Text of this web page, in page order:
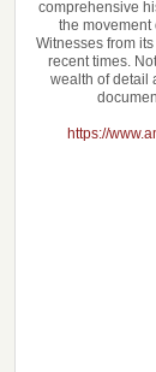
comprehensive
the movement
Witnesses from
recent times.
wealth of detail
https://